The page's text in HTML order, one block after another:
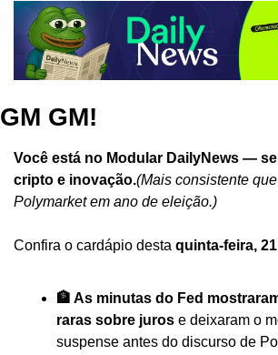
GM GM!
Você está no Modular DailyNews —
cripto e inovação.(Mais consistente
Polymarket em ano de eleição.)
Confira o cardápio desta quinta-feira,
🏦 As minutas do Fed
raras sobre juros e deixaram o
suspense antes do discurso de